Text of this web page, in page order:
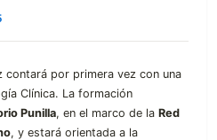
contará por primera vez con una
Clínica. La formación
Punilla, en el marco de la Red
, y estará orientada a la